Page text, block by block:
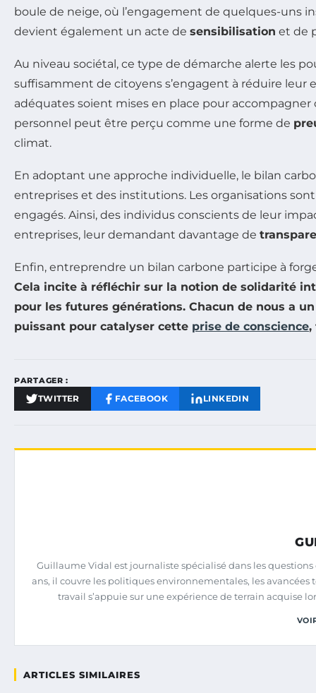
boule de neige, où l’engagement de quelques-uns
devient également un acte de sensibilisation et de
Au niveau sociétal, ce type de démarche alerte les
suffisamment de citoyens s’engagent à réduire
adéquates soient mises en place pour
personnel peut être perçu comme une forme de
climat.
En adoptant une approche individuelle, le bilan
entreprises et des institutions. Les organisations
engagés. Ainsi, des individus conscients de leur
entreprises, leur demandant davantage de
Enfin, entreprendre un bilan carbone participe à
Cela incite à réfléchir sur la notion de solidarité
pour les futures générations. Chacun de nous a
puissant pour catalyser cette prise de conscience,
PARTAGER :
TWITTER FACEBOOK LINKEDIN
Guillaume Vidal est journaliste spécialisé dans les
ans, il couvre les politiques environnementales, les
travail s’appuie sur une expérience de terrain acquise
ARTICLES SIMILAIRES